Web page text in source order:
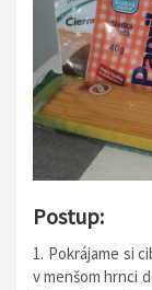
Postup:
1. Pokrájame si
v menšom hrnci